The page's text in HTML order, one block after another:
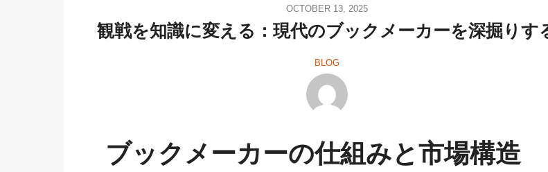
OCTOBER 13, 2025
観戦を知識に変える：現代のブックメーカーを深掘りす
BLOG
ブックメーカーの仕組みと市場構造